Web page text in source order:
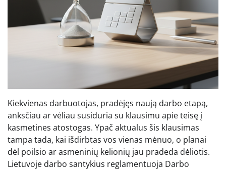
Kiekvienas darbuotojas, pradėjęs naują darbo etapą,
anksčiau ar vėliau susiduria su klausimu apie teisę į
kasmetines atostogas. Ypač aktualus šis klausimas
tampa tada, kai išdirbtas vos vienas mėnuo, o planai
dėl poilsio ar asmeninių kelionių jau pradeda dėliotis.
Lietuvoje darbo santykius reglamentuoja Darbo